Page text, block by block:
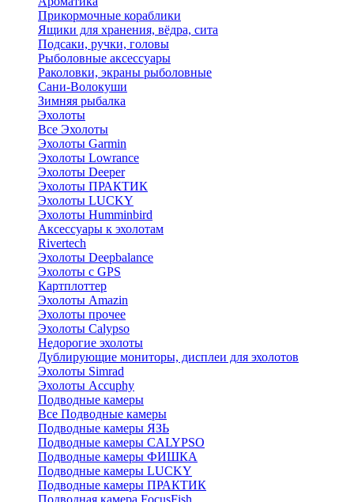
Прикормочные кораблики
Ящики для хранения, вёдра, сита
Подсаки, ручки, головы
Рыболовные аксессуары
Раколовки, экраны рыболовные
Сани-Волокуши
Зимняя рыбалка
Эхолоты
Все Эхолоты
Эхолоты Garmin
Эхолоты Lowrance
Эхолоты Deeper
Эхолоты ПРАКТИК
Эхолоты LUCKY
Эхолоты Humminbird
Аксессуары к эхолотам
Rivertech
Эхолоты Deepbalance
Эхолоты с GPS
Картплоттер
Эхолоты Amazin
Эхолоты прочее
Эхолоты Calypso
Недорогие эхолоты
Дублирующие мониторы, дисплеи для эхолотов
Эхолоты Simrad
Эхолоты Accuphy
Подводные камеры
Все Подводные камеры
Подводные камеры ЯЗЬ
Подводные камеры CALYPSO
Подводные камеры ФИШКА
Подводные камеры LUCKY
Подводные камеры ПРАКТИК
Подводная камера FocusFish